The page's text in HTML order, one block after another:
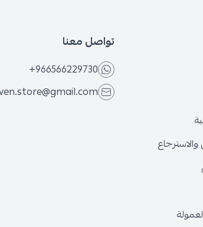
تواصل معنا
+966566229730